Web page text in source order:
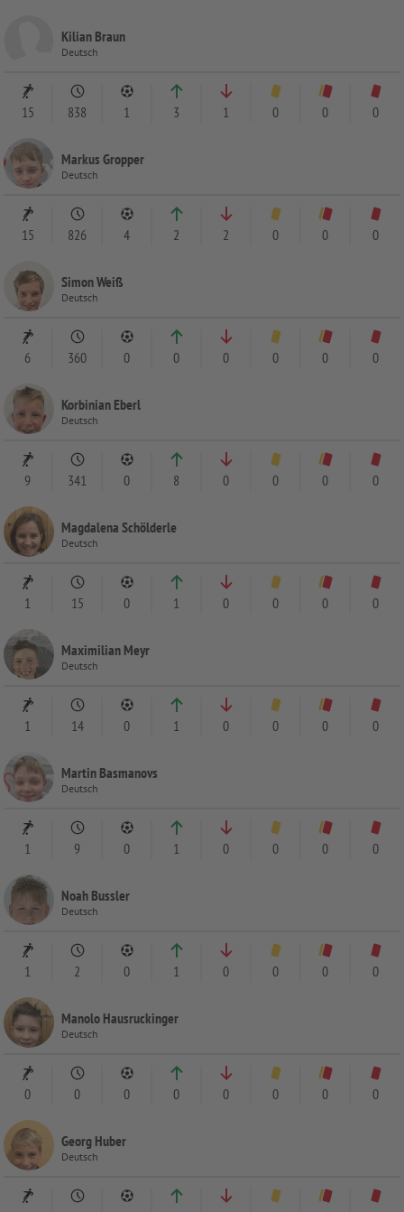
Kilian Braun
Deutsch
15 838 1 3 1 0 0 0
Markus Gropper
Deutsch
15 826 4 2 2 0 0 0
Simon Weiß
Deutsch
6 360 0 0 0 0 0 0
Korbinian Eberl
Deutsch
9 341 0 8 0 0 0 0
Magdalena Schölderle
Deutsch
1 15 0 1 0 0 0 0
Maximilian Meyr
Deutsch
1 14 0 1 0 0 0 0
Martin Basmanovs
Deutsch
1 9 0 1 0 0 0 0
Noah Bussler
Deutsch
1 2 0 1 0 0 0 0
Manolo Hausruckinger
Deutsch
0 0 0 0 0 0 0 0
Georg Huber
Deutsch